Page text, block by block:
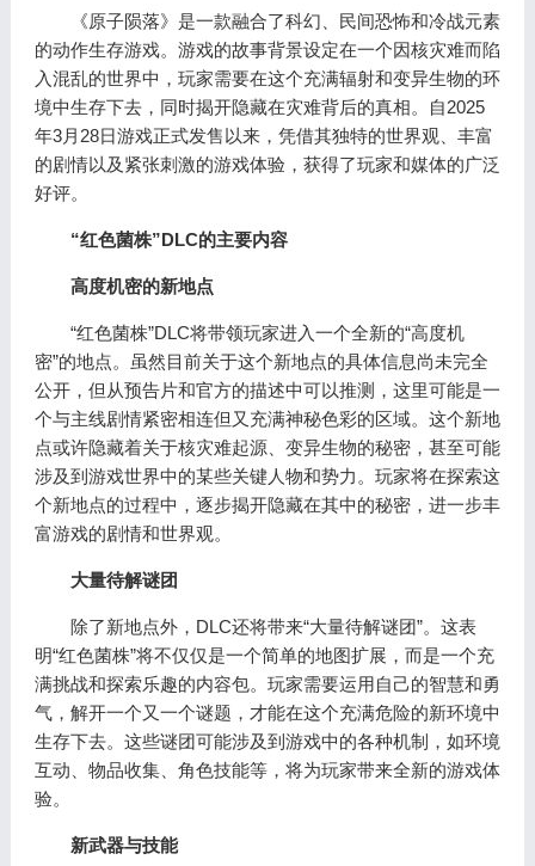
《原子陨落》是一款融合了科幻、民间恐怖和冷战元素
的动作生存游戏。游戏的故事背景设定在一个因核灾难而陷
入混乱的世界中，玩家需要在这个充满辐射和变异生物的环
境中生存下去，同时揭开隐藏在灾难背后的真相。自2025
年3月28日游戏正式发售以来，凭借其独特的世界观、丰富
的剧情以及紧张刺激的游戏体验，获得了玩家和媒体的广泛
好评。
“红色菌株”DLC的主要内容
高度机密的新地点
“红色菌株”DLC将带领玩家进入一个全新的“高度机
密”的地点。虽然目前关于这个新地点的具体信息尚未完全
公开，但从预告片和官方的描述中可以推测，这里可能是一
个与主线剧情紧密相连但又充满神秘色彩的区域。这个新地
点或许隐藏着关于核灾难起源、变异生物的秘密，甚至可能
涉及到游戏世界中的某些关键人物和势力。玩家将在探索这
个新地点的过程中，逐步揭开隐藏在其中的秘密，进一步丰
富游戏的剧情和世界观。
大量待解谜团
除了新地点外，DLC还将带来“大量待解谜团”。这表
明“红色菌株”将不仅仅是一个简单的地图扩展，而是一个充
满挑战和探索乐趣的内容包。玩家需要运用自己的智慧和勇
气，解开一个又一个谜题，才能在这个充满危险的新环境中
生存下去。这些谜团可能涉及到游戏中的各种机制，如环境
互动、物品收集、角色技能等，将为玩家带来全新的游戏体
验。
新武器与技能